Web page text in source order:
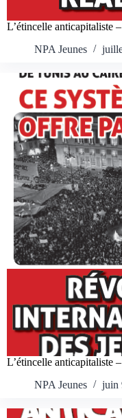
L’étincelle anticapitaliste
NPA Jeunes
L’étincelle anticapitaliste
NPA Jeunes
juin